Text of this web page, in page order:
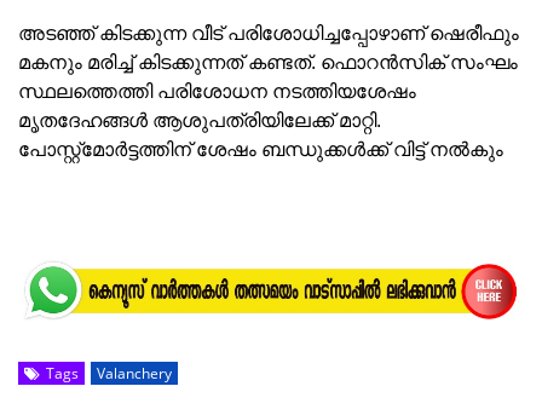
അടഞ്ഞ് കിടക്കുന്ന വീട് പരിശോധിച്ചപ്പോഴാണ് ഷെരീഫും
മകനും മരിച്ച് കിടക്കുന്നത് കണ്ടത്. ഫൊറൻസിക് സംഘം
സ്ഥലത്തെത്തി പരിശോധന നടത്തിയശേഷം
മൃതദേഹങ്ങൾ ആശുപത്രിയിലേക്ക് മാറ്റി.
പോസ്റ്റ്മോർട്ടത്തിന് ശേഷം ബന്ധുക്കൾക്ക് വിട്ട് നൽകും
Tags Valanchery